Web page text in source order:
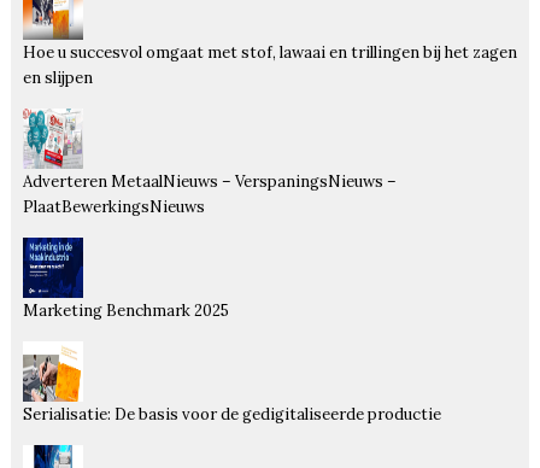
Hoe u succesvol omgaat met stof, lawaai en trillingen bij het zagen
en slijpen
Adverteren MetaalNieuws – VerspaningsNieuws –
PlaatBewerkingsNieuws
Marketing Benchmark 2025
Serialisatie: De basis voor de gedigitaliseerde productie